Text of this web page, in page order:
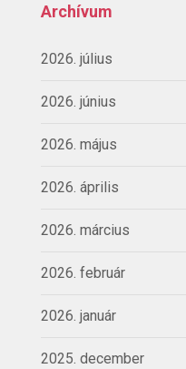
Archívum
2026. július
2026. június
2026. május
2026. április
2026. március
2026. február
2026. január
2025. december